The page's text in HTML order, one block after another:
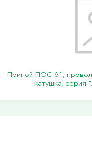
Припой ПОС 61,
катушка, серия